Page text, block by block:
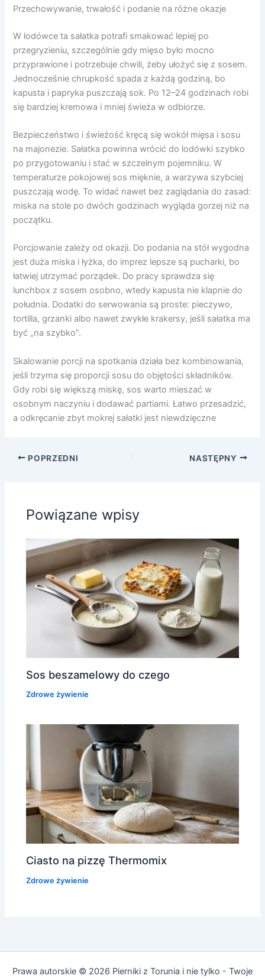
Przechowywanie, trwałość i podanie na różne okazje
W lodówce ta sałatka potrafi smakować lepiej po
przegryzieniu, szczególnie gdy mięso było mocno
przyprawione i potrzebuje chwili, żeby ułożyć się z sosem.
Jednocześnie chrupkość spada z każdą godziną, bo
kapusta i papryka puszczają sok. Po 12–24 godzinach robi
się bardziej kremowa i mniej świeża w odbiorze.
Bezpieczeństwo i świeżość kręcą się wokół mięsa i sosu
na majonezie. Sałatka powinna wrócić do lodówki szybko
po przygotowaniu i stać w szczelnym pojemniku. W
temperaturze pokojowej sos mięknie, a warzywa szybciej
puszczają wodę. To widać nawet bez zaglądania do zasad:
miska na stole po dwóch godzinach wygląda gorzej niż na
początku.
Porcjowanie zależy od okazji. Do podania na stół wygodna
jest duża miska i łyżka, do imprez lepsze są pucharki, bo
łatwiej utrzymać porządek. Do pracy sprawdza się
lunchbox z sosem osobno, wtedy kapusta nie klapnie do
południa. Dodatki do serwowania są proste: pieczywo,
tortilla, grzanki albo nawet zwykłe krakersy, jeśli sałatka ma
być „na szybko”.
Skalowanie porcji na spotkania działa bez kombinowania,
jeśli trzyma się proporcji sosu do objętości składników.
Gdy robi się większą miskę, sos warto mieszać w
osobnym naczyniu i dodawać partiami. Łatwo przesadzić,
a odkręcanie zbyt mokrej sałatki jest niewdzięczne
POPRZEDNI NASTĘPNY
Powiązane wpisy
Sos beszamelowy do czego
Zdrowe żywienie
Ciasto na pizzę Thermomix
Zdrowe żywienie
Prawa autorskie © 2026 Pierniki z Torunia i nie tylko - Twoje